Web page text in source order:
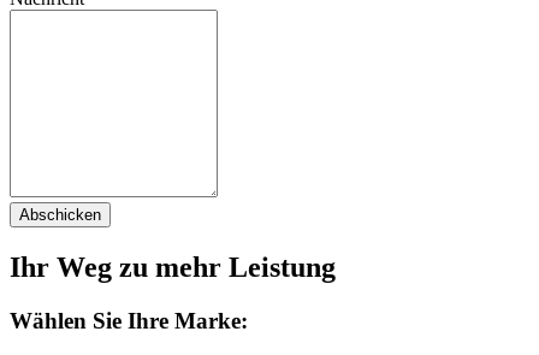
Abschicken
Ihr Weg zu mehr Leistung
Wählen Sie Ihre Marke: